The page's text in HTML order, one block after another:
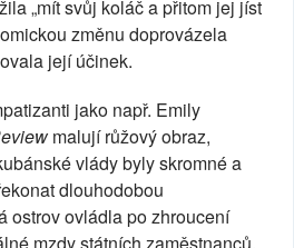
„mít svůj koláč a přitom jej jíst
změnu doprovázela
její účinek.
jako např. Emily
malují růžový obraz,
vlády byly skromné a
dlouhodobou
ostrov ovládla po zhroucení